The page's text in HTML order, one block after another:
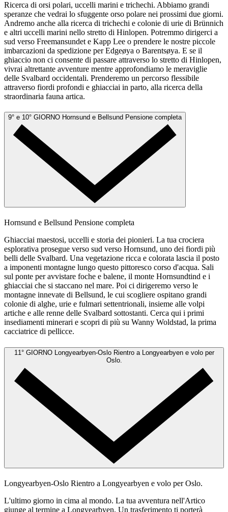
Ricerca di orsi polari, uccelli marini e trichechi. Abbiamo grandi
speranze che vedrai lo sfuggente orso polare nei prossimi due giorni.
Andremo anche alla ricerca di trichechi e colonie di urie di Brünnich
e altri uccelli marini nello stretto di Hinlopen. Potremmo dirigerci a
sud verso Freemansundet e Kapp Lee o prendere le nostre piccole
imbarcazioni da spedizione per Edgeøya o Barentsøya. E se il
ghiaccio non ci consente di passare attraverso lo stretto di Hinlopen,
vivrai altrettante avventure mentre approfondiamo le meraviglie
delle Svalbard occidentali. Prenderemo un percorso flessibile
attraverso fiordi profondi e ghiacciai in parto, alla ricerca della
straordinaria fauna artica.
9° e 10° GIORNO Hornsund e Bellsund Pensione completa
Hornsund e Bellsund Pensione completa
Ghiacciai maestosi, uccelli e storia dei pionieri. La tua crociera
esplorativa prosegue verso sud verso Hornsund, uno dei fiordi più
belli delle Svalbard. Una vegetazione ricca e colorata lascia il posto
a imponenti montagne lungo questo pittoresco corso d'acqua. Sali
sul ponte per avvistare foche e balene, il monte Hornsundtind e i
ghiacciai che si staccano nel mare. Poi ci dirigeremo verso le
montagne innevate di Bellsund, le cui scogliere ospitano grandi
colonie di alghe, urie e fulmari settentrionali, insieme alle volpi
artiche e alle renne delle Svalbard sottostanti. Cerca qui i primi
insediamenti minerari e scopri di più su Wanny Woldstad, la prima
cacciatrice di pellicce.
11° GIORNO Longyearbyen-Oslo Rientro a Longyearbyen e volo per
Oslo.
Longyearbyen-Oslo Rientro a Longyearbyen e volo per Oslo.
L'ultimo giorno in cima al mondo. La tua avventura nell'Artico
giunge al termine a Longyearbyen. Un trasferimento ti porterà